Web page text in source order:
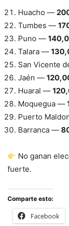
Huacho —
Tumbes —
Puno —
Talara —
San Vicente
Jaén —
Huaral —
Moquegua —
Puerto
Barranca —
No ganan
fuerte.
Comparte esto:
Facebook